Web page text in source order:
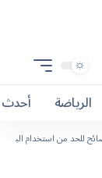
الرياضة أحدث